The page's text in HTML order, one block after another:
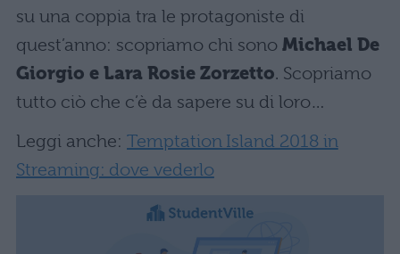
su una coppia tra le protagoniste di
quest’anno: scopriamo chi sono Michael De
Giorgio e Lara Rosie Zorzetto. Scopriamo
tutto ciò che c’è da sapere su di loro…
Leggi anche: Temptation Island 2018 in
Streaming: dove vederlo